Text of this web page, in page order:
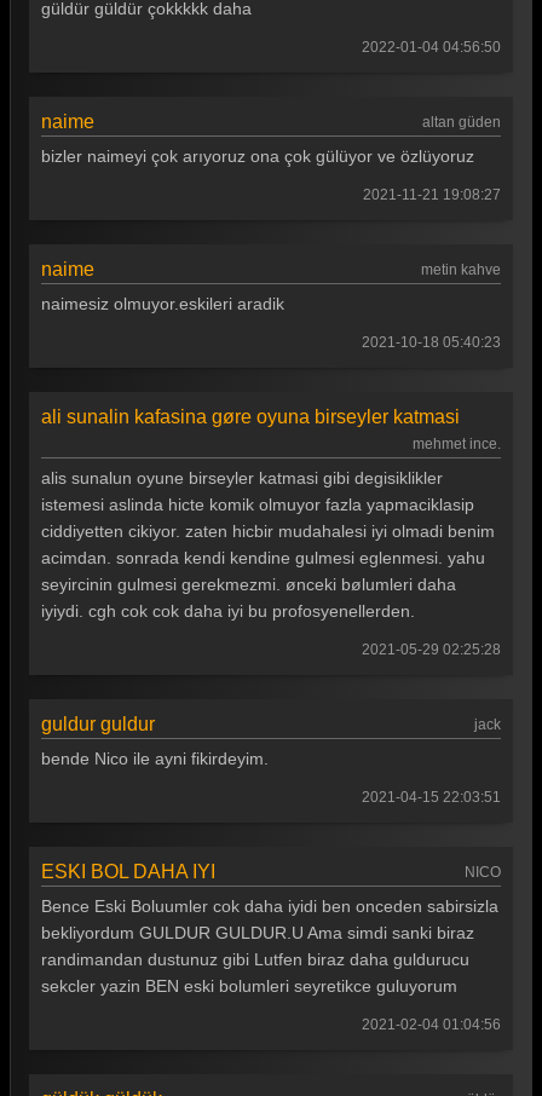
Güldür güldür 165. Bölüm
Güldür güldür 164. Bölüm
Güldür güldür 161. Bölüm
Güldür güldür 158. Bölüm
Güldür güldür 157. Bölüm
Güldür güldür 156. Bölüm
Güldür güldür 155. Bölüm
Güldür güldür 154. Bölüm
Güldür güldür 151. Bölüm
Güldür güldür 148. Bölüm
Güldür güldür 147. Bölüm
Güldür güldür 146. Bölüm
Güldür güldür 145. Bölüm
güldür güldür çokkkkk daha
2022-01-04 04:56:50
naime altan güden
bizler naimeyi çok arıyoruz ona çok gülüyor ve özlüyoruz
2021-11-21 19:08:27
naime metin kahve
naimesiz olmuyor.eskileri aradik
2021-10-18 05:40:23
ali sunalin kafasina gøre oyuna birseyler katmasi
mehmet ince.
alis sunalun oyune birseyler katmasi gibi degisiklikler
istemesi aslinda hicte komik olmuyor fazla yapmaciklasip
ciddiyetten cikiyor. zaten hicbir mudahalesi iyi olmadi benim
acimdan. sonrada kendi kendine gulmesi eglenmesi. yahu
seyircinin gulmesi gerekmezmi. ønceki bølumleri daha
iyiydi. cgh cok cok daha iyi bu profosyenellerden.
2021-05-29 02:25:28
guldur guldur jack
bende Nico ile ayni fikirdeyim.
2021-04-15 22:03:51
ESKI BOL DAHA IYI NICO
Bence Eski Boluumler cok daha iyidi ben onceden sabirsizla
bekliyordum GULDUR GULDUR.U Ama simdi sanki biraz
randimandan dustunuz gibi Lutfen biraz daha guldurucu
sekcler yazin BEN eski bolumleri seyretikce guluyorum
2021-02-04 01:04:56